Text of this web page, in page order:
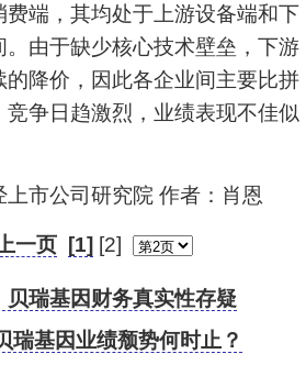
端，其均处于上游设备端和下
由于缺少核心技术壁垒，下游
的降价，因此各企业间主要比拼
争日趋激烈，业绩表现不佳似
市公司研究院 作者：肖恩
一页 [1] [2]
瑞基因财务真实性存疑
瑞基因业绩颓势何时止？